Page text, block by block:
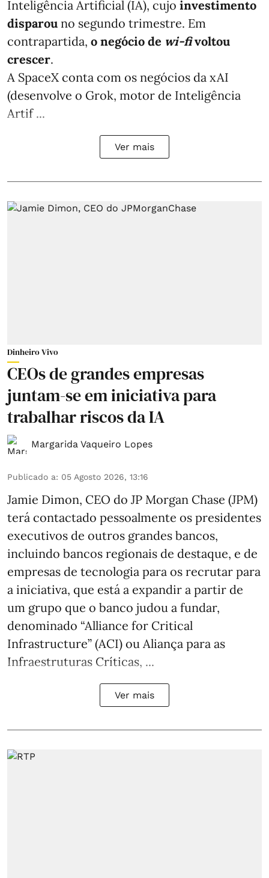
Inteligência Artificial (IA), cujo investimento
disparou no segundo trimestre. Em
contrapartida, o negócio de wi-fivoltou
crescer.
A SpaceX conta com os negócios da xAI
(desenvolve o Grok, motor de Inteligência
Artif ...
Ver mais
Dinheiro Vivo
CEOs de grandes empresas
juntam-se em iniciativa para
trabalhar riscos da IA
Margarida Vaqueiro Lopes
Publicado a: 05 Agosto 2026, 13:16
Jamie Dimon, CEO do JP Morgan Chase (JPM)
terá contactado pessoalmente os presidentes
executivos de outros grandes bancos,
incluindo bancos regionais de destaque, e de
empresas de tecnologia para os recrutar para
a iniciativa, que está a expandir a partir de
um grupo que o banco judou a fundar,
denominado “Alliance for Critical
Infrastructure” (ACI) ou Aliança para as
Infraestruturas Críticas, ...
Ver mais